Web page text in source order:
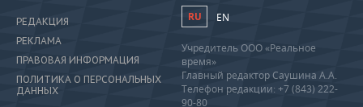
РЕДАКЦИЯ
РЕКЛАМА
ПРАВОВАЯ ИНФОРМАЦИЯ
ПОЛИТИКА О ПЕРСОНАЛЬНЫХ
ДАННЫХ
RU EN
Учредитель ООО «Реальное
время»
Главный редактор Саушина А.А.
Телефон редакции: +7 (843) 222-
90-80